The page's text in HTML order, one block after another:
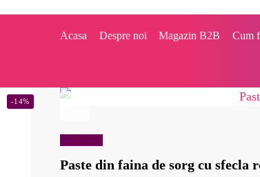
Acasa Despre noi Magazin B2B Cum
Paste din faina de sorg cu sfecla
-14%